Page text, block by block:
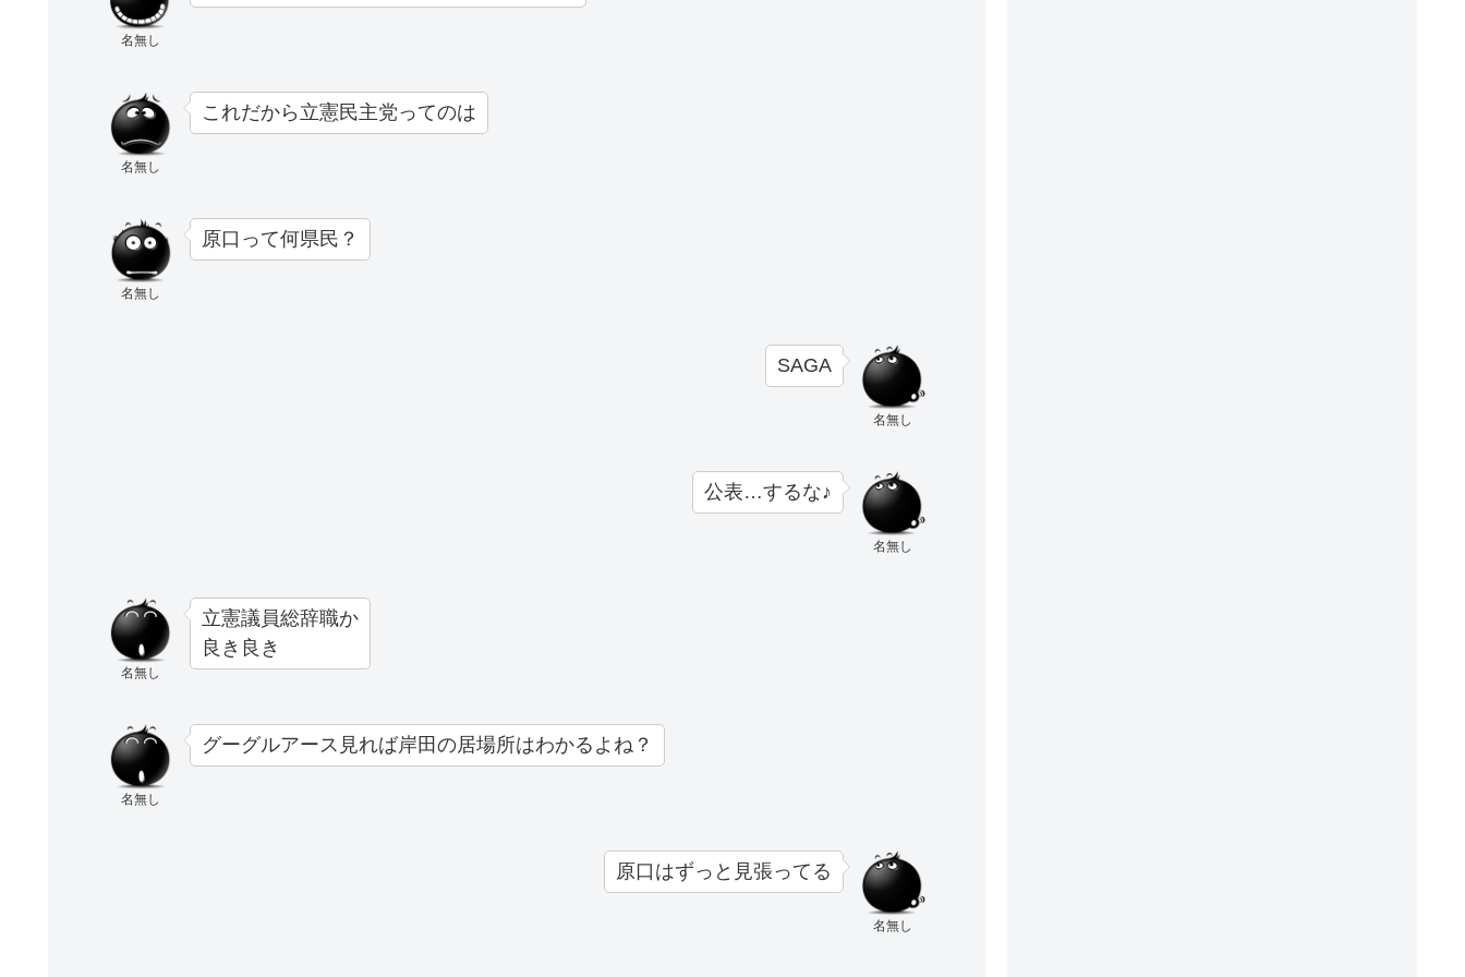
名無し
名無し
これだから立憲民主党ってのは
名無し
原口って何県民？
名無し
SAGA
名無し
公表…するな♪
名無し
立憲議員総辞職か
良き良き
名無し
グーグルアース見れば岸田の居場所はわかるよね？
名無し
原口はずっと見張ってる